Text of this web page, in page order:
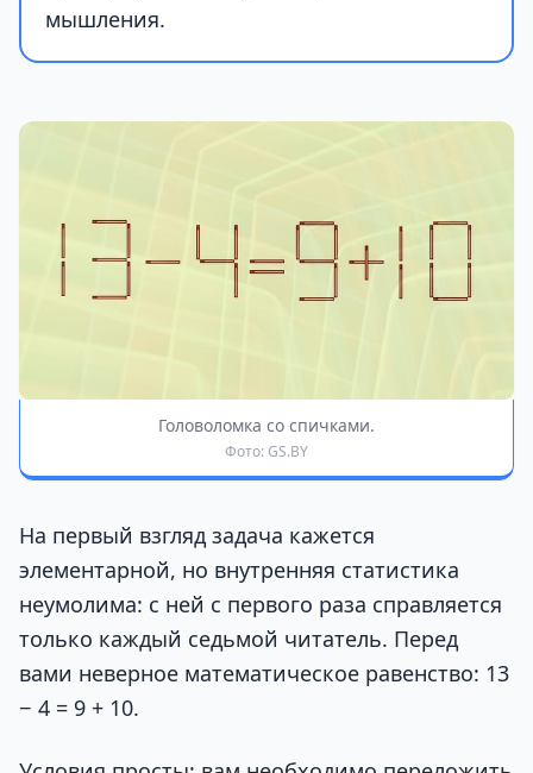
мышления.
Головоломка со спичками.
Фото: GS.BY
На первый взгляд задача кажется
элементарной, но внутренняя статистика
неумолима: с ней с первого раза справляется
только каждый седьмой читатель. Перед
вами неверное математическое равенство: 13
− 4 = 9 + 10.